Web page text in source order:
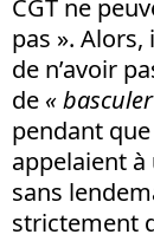
CGT ne
pas ».
de n’avoir
de «
pendant
appelaient à
sans
strictement